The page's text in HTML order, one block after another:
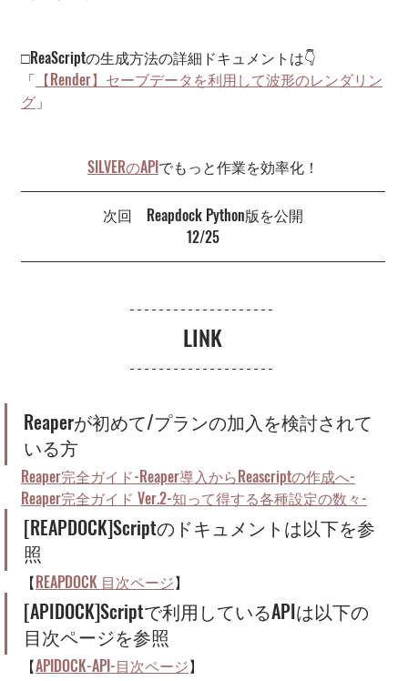
□ReaScriptの生成方法の詳細ドキュメントは👇
「 【Render】セーブデータを利用して波形のレンダリン
グ 」
SILVERのAPIでもっと作業を効率化！
次回　Reapdock Python版を公開
12/25
LINK
Reaperが初めて/プランの加入を検討されて
いる方
Reaper完全ガイド-Reaper導入からReascriptの作成へ-
Reaper完全ガイド Ver.2-知って得する各種設定の数々-
[REAPDOCK]Scriptのドキュメントは以下を参
照
【REAPDOCK 目次ページ】
[APIDOCK]Scriptで利用しているAPIは以下の
目次ページを参照
【APIDOCK-API-目次ページ】